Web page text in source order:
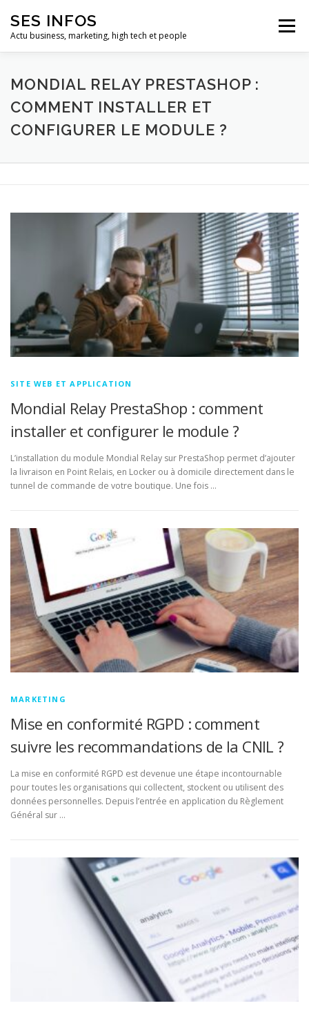
contenu
SES INFOS
Actu business, marketing, high tech et people
Menu
BUSINESS MARKETING
HIGH TECH ET INFORMATIQUE INFLUENCEURS
MONDIAL RELAY PRESTASHOP :
COMMENT INSTALLER ET
CONFIGURER LE MODULE ?
SITE WEB ET APPLICATION
Mondial Relay PrestaShop : comment
installer et configurer le module ?
L’installation du module Mondial Relay sur PrestaShop permet d’ajouter
la livraison en Point Relais, en Locker ou à domicile directement dans le
tunnel de commande de votre boutique. Une fois …
MARKETING
Mise en conformité RGPD : comment
suivre les recommandations de la CNIL ?
La mise en conformité RGPD est devenue une étape incontournable
pour toutes les organisations qui collectent, stockent ou utilisent des
données personnelles. Depuis l’entrée en application du Règlement
Général sur …